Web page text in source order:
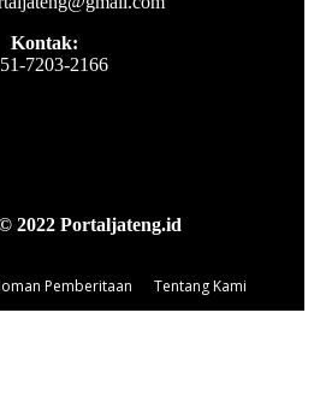
Kontak:
7203-2166
2022 Portaljateng.id
Pemberitaan Tentang Kami